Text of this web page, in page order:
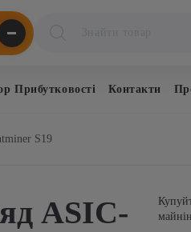
товаров
Прибутковості Контакти
S19
ASIC-